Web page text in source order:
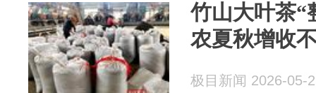
竹山大叶茶“
农夏秋增收
极目新闻 2026-05-